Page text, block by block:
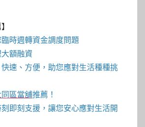
時週轉資金調度問題
額融資
快速、方便，助您應對生活種種挑
同區當舖推薦！
即刻支援，讓您安心應對生活開